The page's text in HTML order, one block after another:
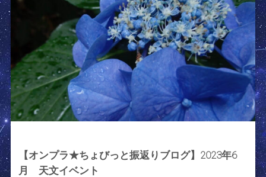
【オンプラ★ちょびっと振返りブログ】2023年6
月 天文イベント